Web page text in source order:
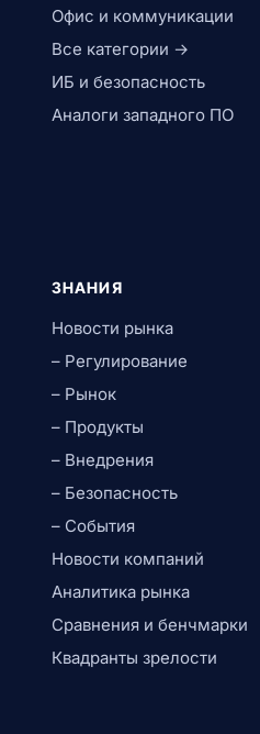
Офис и коммуникации
Все категории →
ИБ и безопасность
Аналоги западного ПО
ЗНАНИЯ
Новости рынка
– Регулирование
– Рынок
– Продукты
– Внедрения
– Безопасность
– События
Новости компаний
Аналитика рынка
Сравнения и бенчмарки
Квадранты зрелости